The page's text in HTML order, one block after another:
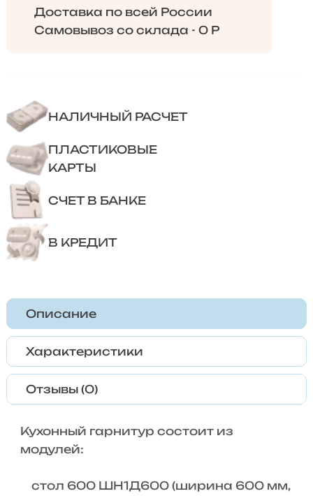
Доставка по всей России
Самовывоз со склада - 0 Р
НАЛИЧНЫЙ РАСЧЕТ
ПЛАСТИКОВЫЕ
КАРТЫ
СЧЕТ В БАНКЕ
В КРЕДИТ
Описание
Характеристики
Отзывы (0)
Кухонный гарнитур состоит из
модулей:
стол 600 ШН1Д600 (ширина 600 мм,